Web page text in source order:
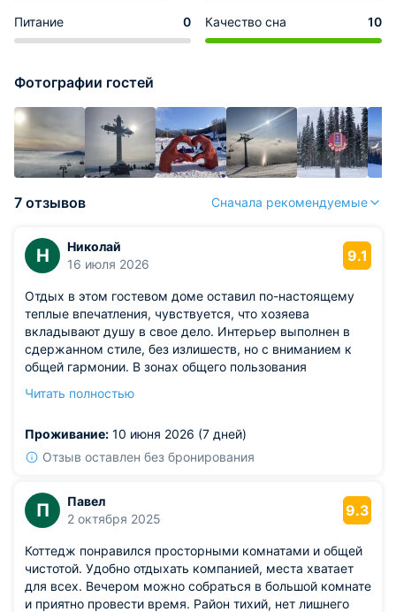
Питание 0 Качество сна 10
Фотографии гостей
7 отзывов Сначала рекомендуемые
Н
Николай
16 июля 2026
9.1
Отдых в этом гостевом доме оставил по-настоящему
теплые впечатления, чувствуется, что хозяева
вкладывают душу в свое дело. Интерьер выполнен в
сдержанном стиле, без излишеств, но с вниманием к
общей гармонии. В зонах общего пользования
запомнился вечерний уют в гостиной зоне, где можно
другими гостями.
Из недостатков: немного не хватило информации о
бы кстати.
Читать полностью
Проживание: 10 июня 2026 (7 дней)
Отзыв оставлен без бронирования
П
Павел
2 октября 2025
9.3
Коттедж понравился просторными комнатами и общей
чистотой. Удобно отдыхать компанией, места хватает
для всех. Вечером можно собраться в большой комнате
и приятно провести время. Район тихий, нет лишнего